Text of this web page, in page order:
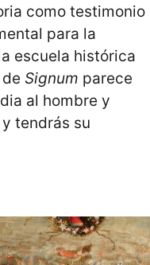
como testimonio
para la
escuela histórica
Signum parece
al hombre y
tendrás su